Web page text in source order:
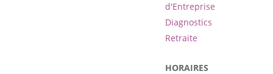
d'Entreprise
Diagnostics
Retraite
HORAIRES